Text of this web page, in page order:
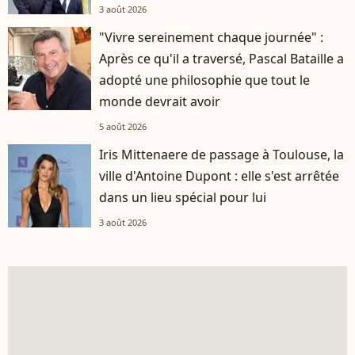
3 août 2026
"Vivre sereinement chaque journée" :
Après ce qu'il a traversé, Pascal Bataille a
adopté une philosophie que tout le
monde devrait avoir
5 août 2026
Iris Mittenaere de passage à Toulouse, la
ville d'Antoine Dupont : elle s'est arrêtée
dans un lieu spécial pour lui
3 août 2026